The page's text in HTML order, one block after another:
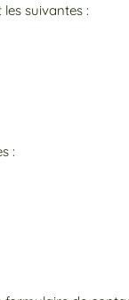
suivantes :
: